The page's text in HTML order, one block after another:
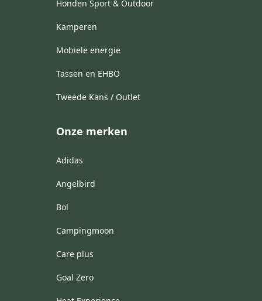
Honden Sport & Outdoor
Kamperen
Mobiele energie
Tassen en EHBO
Tweede Kans / Outlet
Onze merken
Adidas
Angelbird
Bol
Campingmoon
Care plus
Goal Zero